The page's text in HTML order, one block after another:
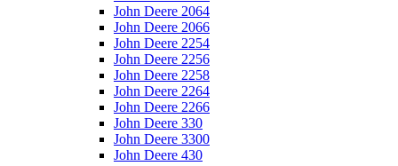
John Deere 2064
John Deere 2066
John Deere 2254
John Deere 2256
John Deere 2258
John Deere 2264
John Deere 2266
John Deere 330
John Deere 3300
John Deere 430